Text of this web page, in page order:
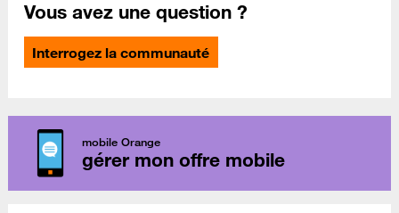
Vous avez une question ?
Interrogez la communauté
mobile Orange
gérer mon offre mobile